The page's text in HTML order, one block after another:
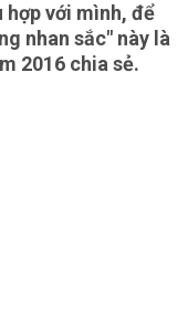
với mình, để
nhan sắc" này là
2016 chia sẻ.